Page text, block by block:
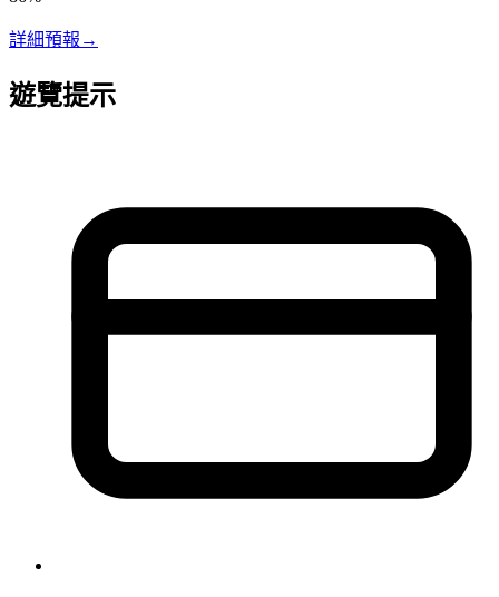
詳細預報 →
遊覽提示